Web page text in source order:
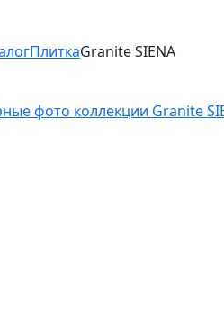
ПлиткаGranite SIENA